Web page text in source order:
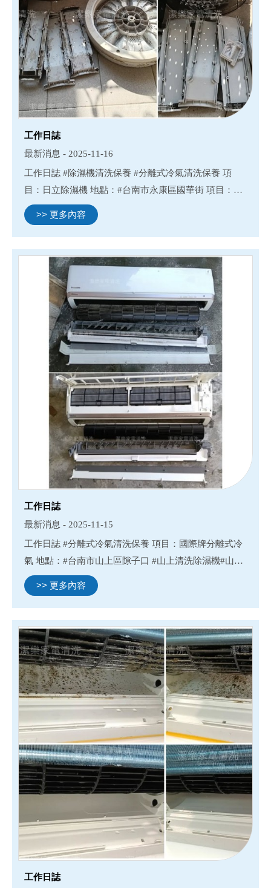
工作日誌
最新消息 - 2025-11-16
工作日誌 #除濕機清洗保養 #分離式冷氣清洗保養 項
目：日立除濕機 地點：#台南市永康區國華街 項目：富
及第直立式洗衣機 地點：#台南市新市區富中街 #新市
清洗除濕機#新市清洗冷氣#新市清洗洗衣機#新市清洗
>> 更多內容
工作日誌
最新消息 - 2025-11-15
工作日誌 #分離式冷氣清洗保養 項目：國際牌分離式冷
氣 地點：#台南市山上區隙子口 #山上清洗除濕機#山上
清洗冷氣#山上清洗洗衣機#山上清洗滾筒洗衣機 #台南
除濕機清洗#台南冷氣清洗#台南洗衣機清洗#台南清洗
>> 更多內容
工作日誌